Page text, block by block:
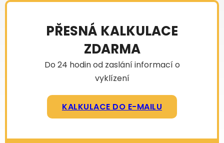
PŘESNÁ KALKULACE
ZDARMA
Do 24 hodin od zaslání informací o
vyklízení
KALKULACE DO E-MAILU